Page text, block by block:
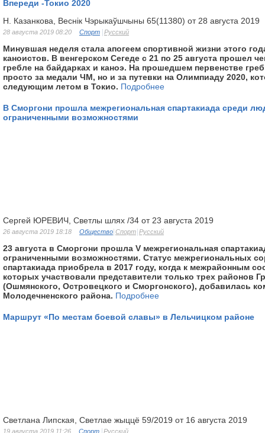
Впереди -Токио 2020
Н. Казанкова, Веснік Чэрыкаўшчыны 65(11380) от 28 августа 2019
28 августа 2019 08:20 Спорт Русский
Минувшая неделя стала апогеем спортивной жизни этого
каноистов. В венгерском Сегеде с 21 по 25 августа прошел
гребле на байдарках и каноэ. На прошедшем первенстве
просто за медали ЧМ, но и за путевки на Олимпиаду 2020,
следующим летом в Токио. Подробнее
В Сморгони прошла межрегиональная спартакиада среди
ограниченными возможностями
Сергей ЮРЕВИЧ, Светлы шлях /34 от 23 августа 2019
26 августа 2019 18:18 Общество Спорт Русский
23 августа в Сморгони прошла V межрегиональная
ограниченными возможностями. Статус межрегиональных
спартакиада приобрела в 2017 году, когда к межрайонным
которых участвовали представители только трех районов
(Ошмянского, Островецкого и Сморгонского), добавилась
Молодечненского района. Подробнее
Маршрут «По местам боевой славы» в Лельчицком районе
Светлана Липская, Светлае жыццё 59/2019 от 16 августа 2019
19 августа 2019 11:26 Спорт Русский